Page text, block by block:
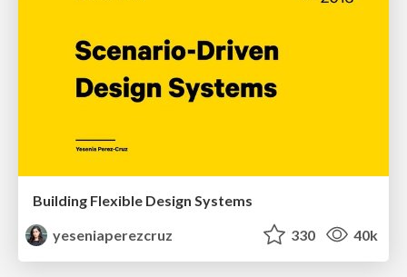
Building Flexible Design Systems
yeseniaperezcruz
330 40k